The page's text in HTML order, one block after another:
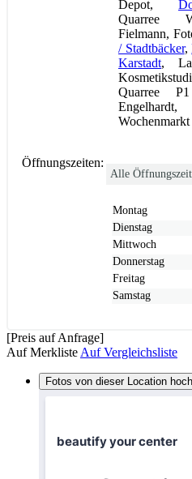
Depot,
Quarree
Fielmann,
/ Stadtbäcker,
Karstadt,
Quarree
Wochenmarkt
Öffnungszeiten:
Alle
Montag
Dienstag
Mittwoch
Donnerstag
Freitag
Samstag
[Preis auf Anfrage]
Auf Merkliste Auf Vergleichsliste
Fotos von dieser Location